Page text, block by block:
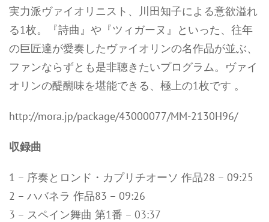
実力派ヴァイオリニスト、川田知子による意欲溢れ
る1枚。『詩曲』や『ツィガーヌ』といった、往年
の巨匠達が愛奏したヴァイオリンの名作品が並ぶ、
ファンならずとも是非聴きたいプログラム。ヴァイ
オリンの醍醐味を堪能できる、極上の1枚です 。
http://mora.jp/package/43000077/MM-2130H96/
収録曲
1 – 序奏とロンド・カプリチオーソ 作品28 – 09:25
2 – ハバネラ 作品83 – 09:26
3 – スペイン舞曲 第1番 – 03:37